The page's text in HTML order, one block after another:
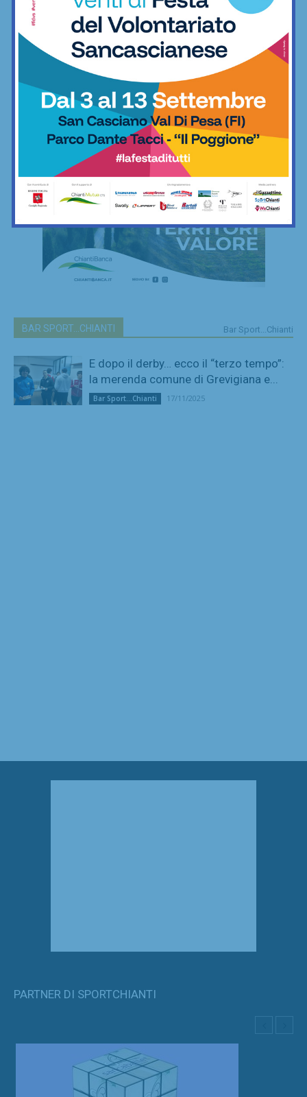
FREESTYLE Freestyle
Le mie camminate mettendo ai piedi… il
minimo indispensabile
Freestyle 06/12/2022
BAR SPORT...CHIANTI Bar Sport...Chianti
E dopo il derby… ecco il “terzo tempo”:
la merenda comune di Grevigiana e...
Bar Sport...Chianti 17/11/2025
PARTNER DI SPORTCHIANTI